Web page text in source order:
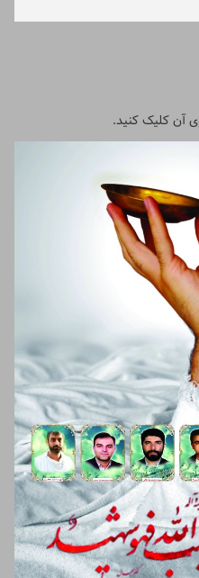
آن کلیک کنید.